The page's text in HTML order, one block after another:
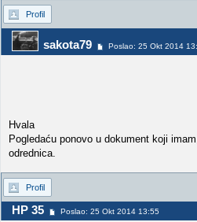
Profil
sakota79 Poslao: 25 Okt 2014
Hvala
Pogledaću ponovo u dokument koji
odrednica.
Profil
HP 35 Poslao: 25 Okt 2014 13:55